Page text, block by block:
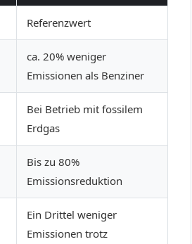
Referenzwert
ca. 20% weniger
Emissionen als Benziner
Bei Betrieb mit fossilem
Erdgas
Bis zu 80%
Emissionsreduktion
Ein Drittel weniger
Emissionen trotz